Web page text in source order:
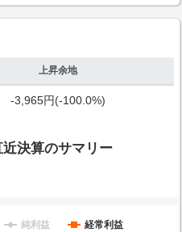
上昇余地
-3,965円(-100.0%)
近決算のサマリー
純利益 経常利益